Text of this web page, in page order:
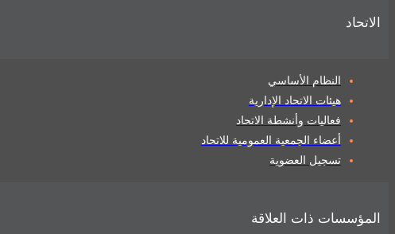
الاتحاد
النظام الأساسي
هيئات الاتحاد الإدارية
فعاليات وأنشطة الاتحاد
أعضاء الجمعية العمومية للاتحاد
تسجيل العضوية
المؤسسات ذات العلاقة